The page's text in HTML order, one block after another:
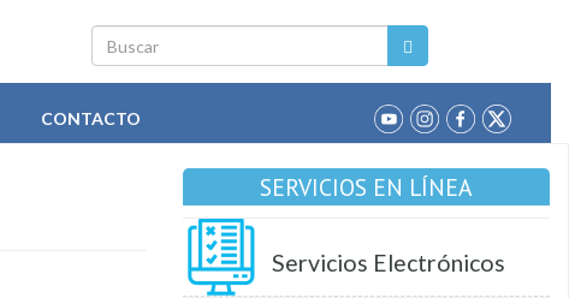
Buscar
CONTACTO
SERVICIOS EN LÍNEA
Servicios Electrónicos